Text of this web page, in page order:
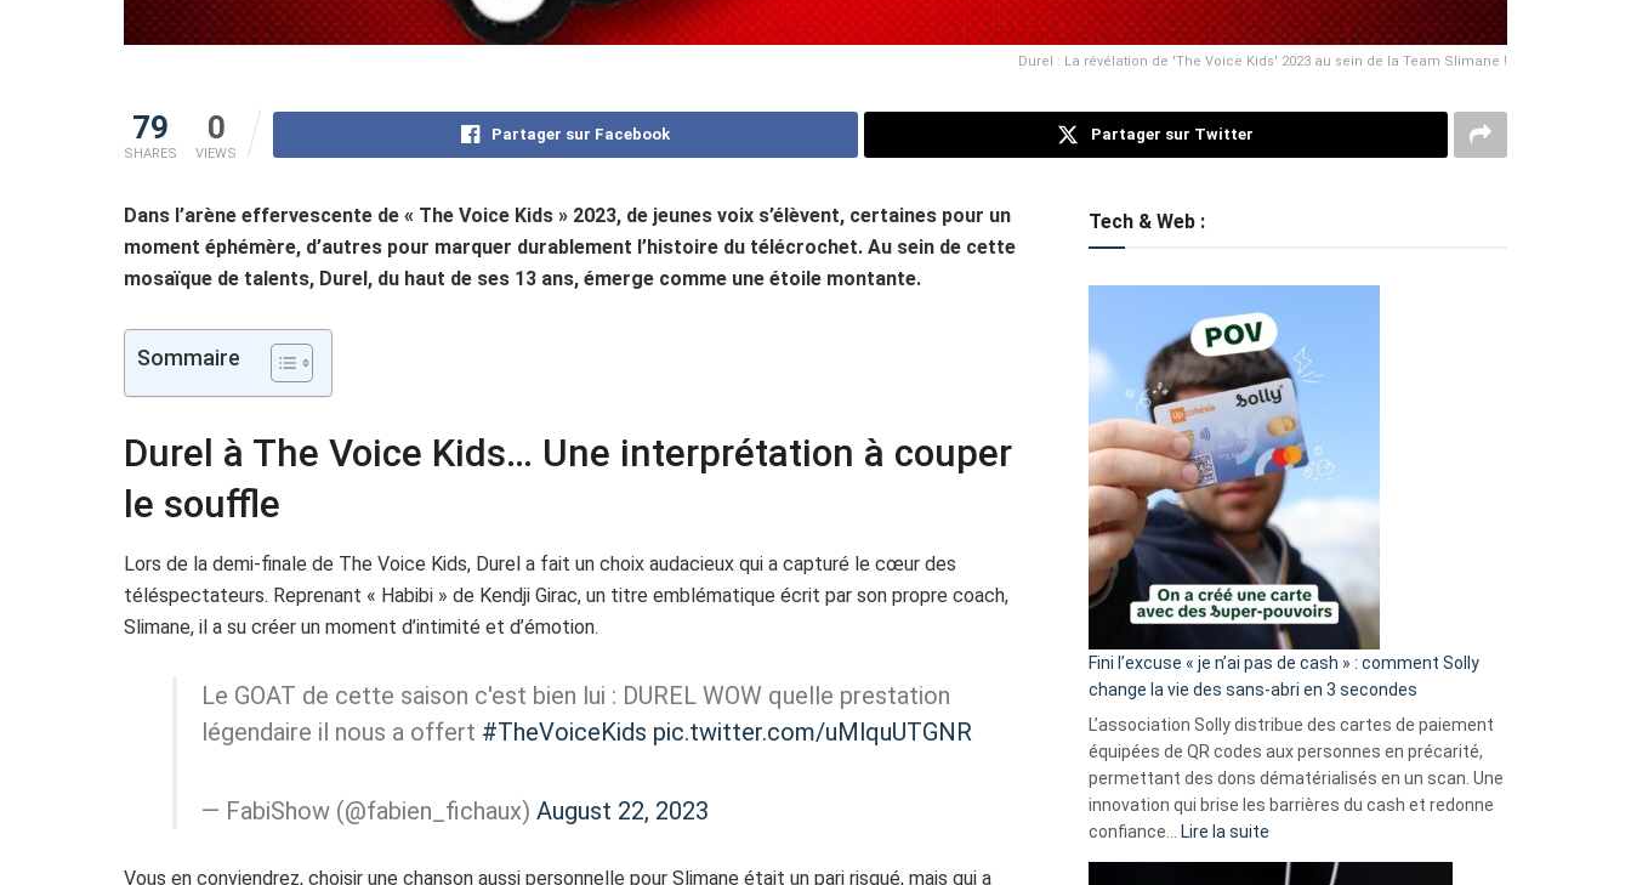
Durel : La révélation de 'The Voice Kids' 2023 au sein de la Team Slimane !
79
SHARES
0
VIEWS
Partager sur Facebook Partager sur Twitter
Dans l’arène effervescente de « The Voice Kids » 2023, de jeunes voix s’élèvent, certaines pour un
moment éphémère, d’autres pour marquer durablement l’histoire du télécrochet. Au sein de cette
mosaïque de talents, Durel, du haut de ses 13 ans, émerge comme une étoile montante.
Sommaire
Durel à The Voice Kids… Une interprétation à couper
le souffle
Lors de la demi-finale de The Voice Kids, Durel a fait un choix audacieux qui a capturé le cœur des
téléspectateurs. Reprenant « Habibi » de Kendji Girac, un titre emblématique écrit par son propre coach,
Slimane, il a su créer un moment d’intimité et d’émotion.
Le GOAT de cette saison c'est bien lui : DUREL WOW quelle prestation
légendaire il nous a offert #TheVoiceKids pic.twitter.com/uMlquUTGNR
— FabiShow (@fabien_fichaux) August 22, 2023
Vous en conviendrez, choisir une chanson aussi personnelle pour Slimane était un pari risqué, mais qui a
Tech & Web :
Fini l’excuse « je n’ai pas de cash » : comment Solly
change la vie des sans-abri en 3 secondes
L’association Solly distribue des cartes de paiement
équipées de QR codes aux personnes en précarité,
permettant des dons dématérialisés en un scan. Une
innovation qui brise les barrières du cash et redonne
confiance…
Lire la suite